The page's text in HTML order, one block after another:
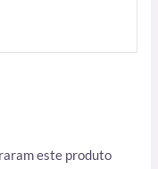
este produto